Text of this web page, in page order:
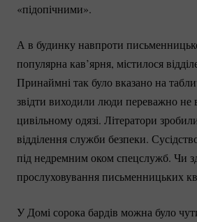
«підопічними».
А в будинку навпроти
популярна кав’ярня, містилося
Принаймні так було вказано на
звідти виходили люди переважно не
цивільному одязі. Літератори
відділення служби безпеки.
під недремним оком спецслужб. Чи
прослуховування письменницьких
У Домі сорока бардів можна було